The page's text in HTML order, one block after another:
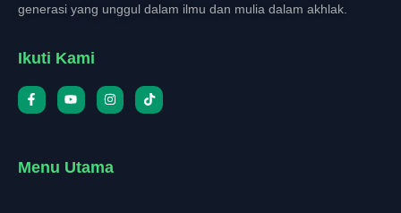
generasi yang unggul dalam ilmu dan mulia dalam akhlak.
Ikuti Kami
Menu Utama